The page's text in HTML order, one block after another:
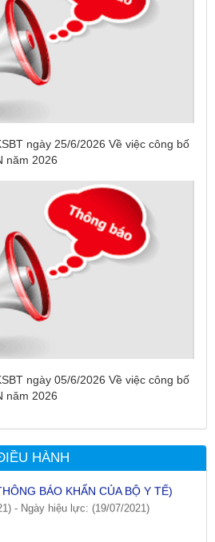
ngày 25/6/2026 Về việc công bố
năm 2026
ngày 05/6/2026 Về việc công bố
năm 2026
HÀNH
CÁCH XÃ HỘI TÍNH ĐẾN 17H
CÁC ĐỊA ĐIỂM NGUY CƠ CẦN
BÁO KHẨN CỦA BỘ Y TẾ)
-Ngày hiệu lực: (19/07/2021)